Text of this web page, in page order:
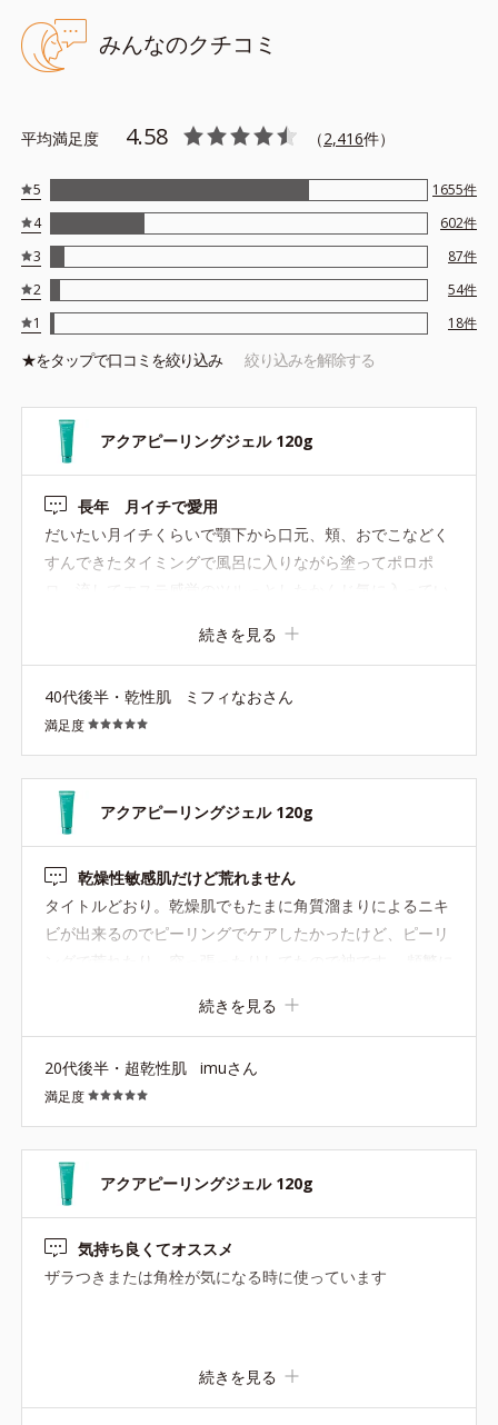
●無油分、無香料、無着色 ●アクアミネラルモイストベース（海洋深
層水を含有した水で構成される保湿ベース）●リアクトキャッチファ
コールフリー
ことではありません。
みんなのクチコミ
平均満足度 4.58 （2,416件）
5 1655件
4
602件
3
87件
2
54件
1
18件
★をタップで口コミを絞り込み 絞り込みを解除する
アクアピーリングジェル 120g
長年 月イチで愛用
だいたい月イチくらいで顎下から口元、頬、おでこなどく
すんできたタイミングで風呂に入りながら塗ってポロポ
続きを見る
40代後半・乾性肌 ミフィなおさん
満足度
アクアピーリングジェル 120g
乾燥性敏感肌だけど荒れません
タイトルどおり。乾燥肌でもたまに角質溜まりによるニキ
ビが出来るのでピーリングでケアしたかったけど、ピーリ
（あまりカスが出なくなったら）二週に一回という感じで
使っています。
続きを見る
20代後半・超乾性肌 imuさん
満足度
アクアピーリングジェル 120g
気持ち良くてオススメ
ザラつきまたは角栓が気になる時に使っています
続きを見る